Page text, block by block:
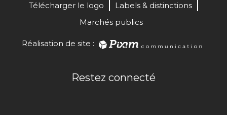
Télécharger le logo
Labels & distinctions
Marchés publics
Réalisation de site :
Restez connecté